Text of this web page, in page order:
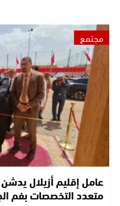
مجتمع
عامل إقليم أزيلال
متعدد التخصصات بفم